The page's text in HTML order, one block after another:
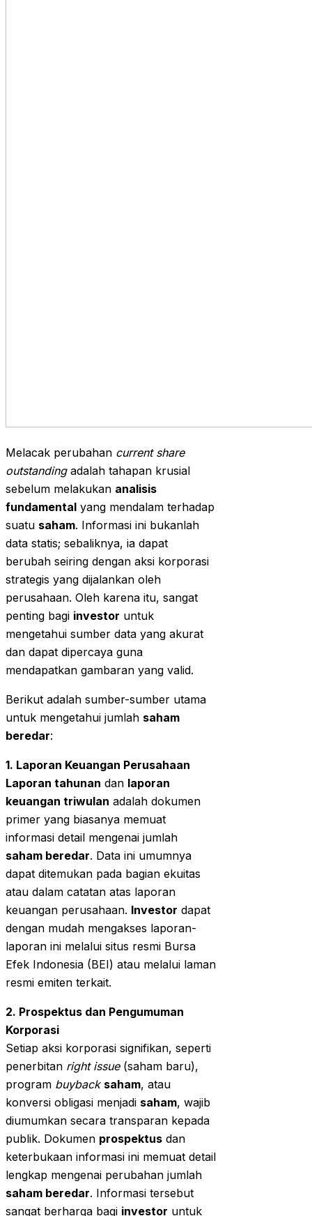
Melacak perubahan current share
outstandingadalah tahapan krusial
sebelum melakukan analisis
fundamental yang mendalam terhadap
suatu saham. Informasi ini bukanlah
data statis; sebaliknya, ia dapat
berubah seiring dengan aksi korporasi
strategis yang dijalankan oleh
perusahaan. Oleh karena itu, sangat
penting bagi investor untuk
mengetahui sumber data yang akurat
dan dapat dipercaya guna
mendapatkan gambaran yang valid.
Berikut adalah sumber-sumber utama
untuk mengetahui jumlah saham
beredar:
1. Laporan Keuangan Perusahaan
Laporan tahunan dan laporan
keuangan triwulan adalah dokumen
primer yang biasanya memuat
informasi detail mengenai jumlah
saham beredar. Data ini umumnya
dapat ditemukan pada bagian ekuitas
atau dalam catatan atas laporan
keuangan perusahaan. Investor dapat
dengan mudah mengakses laporan-
laporan ini melalui situs resmi Bursa
Efek Indonesia (BEI) atau melalui laman
resmi emiten terkait.
2. Prospektus dan Pengumuman
Korporasi
Setiap aksi korporasi signifikan, seperti
penerbitan right issue(saham baru),
program buyback saham, atau
konversi obligasi menjadi saham, wajib
diumumkan secara transparan kepada
publik. Dokumen prospektus dan
keterbukaan informasi ini memuat detail
lengkap mengenai perubahan jumlah
saham beredar. Informasi tersebut
sangat berharga bagi investor untuk